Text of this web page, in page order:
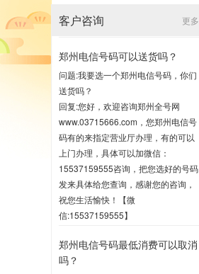
更多
客户咨询
郑州电信号码可以送货吗？
问题:我要选一个郑州电信号码，你们
送货吗？
回复:您好，欢迎咨询郑州全号网
www.03715666.com，您郑州电信号
码有的来指定营业厅办理，有的可以
上门办理，具体可以加微信：
15537159555咨询，把您选好的号码
发来具体给您查询，感谢您的咨询，
祝您生活愉快！【微
信:15537159555】
郑州电信号码最低消费可以取消
吗？